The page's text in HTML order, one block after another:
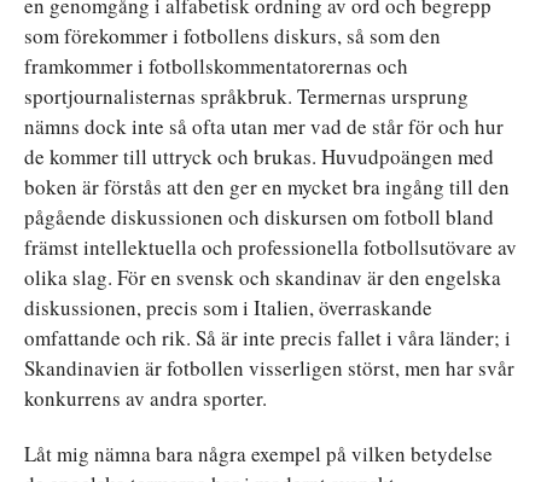
som förekommer i fotbollens diskurs, så som den
framkommer i fotbollskommentatorernas och
sportjournalisternas språkbruk. Termernas ursprung
nämns dock inte så ofta utan mer vad de står för och hur
de kommer till uttryck och brukas. Huvudpoängen med
boken är förstås att den ger en mycket bra ingång till den
pågående diskussionen och diskursen om fotboll bland
främst intellektuella och professionella fotbollsutövare av
olika slag. För en svensk och skandinav är den engelska
diskussionen, precis som i Italien, överraskande
omfattande och rik. Så är inte precis fallet i våra länder; i
Skandinavien är fotbollen visserligen störst, men har svår
konkurrens av andra sporter.
Låt mig nämna bara några exempel på vilken betydelse